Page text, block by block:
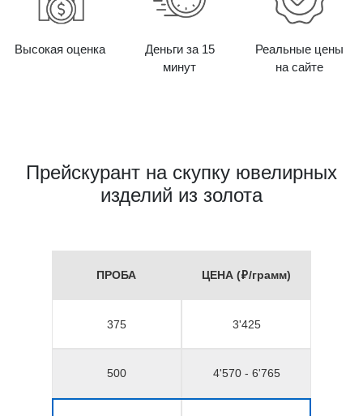
Высокая оценка
Деньги за 15
минут
Реальные цены
на сайте
Прейскурант на скупку ювелирных
изделий из золота
ПРОБА ЦЕНА (₽/грамм)
375 3'425
500 4'570 - 6'765